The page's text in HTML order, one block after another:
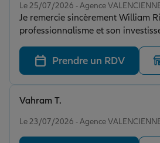
Le 25/07/2026 - Agence
Je remercie sincèrement William
professionnalisme et son
à trouver une assurance auto
mais il s’est vraiment donné les
un bon contrat. Il a pris le temps
en profondeur et de chercher la
possible. Un accompagnement
Prendre un RDV
Le 23/07/2026 - Agence
Vahram T.